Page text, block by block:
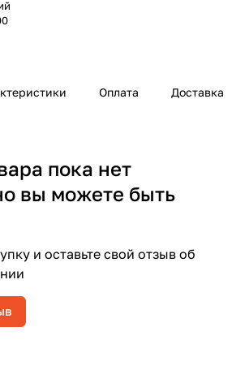
Оплата Доставка
пока нет
вы можете быть
и оставьте свой отзыв об